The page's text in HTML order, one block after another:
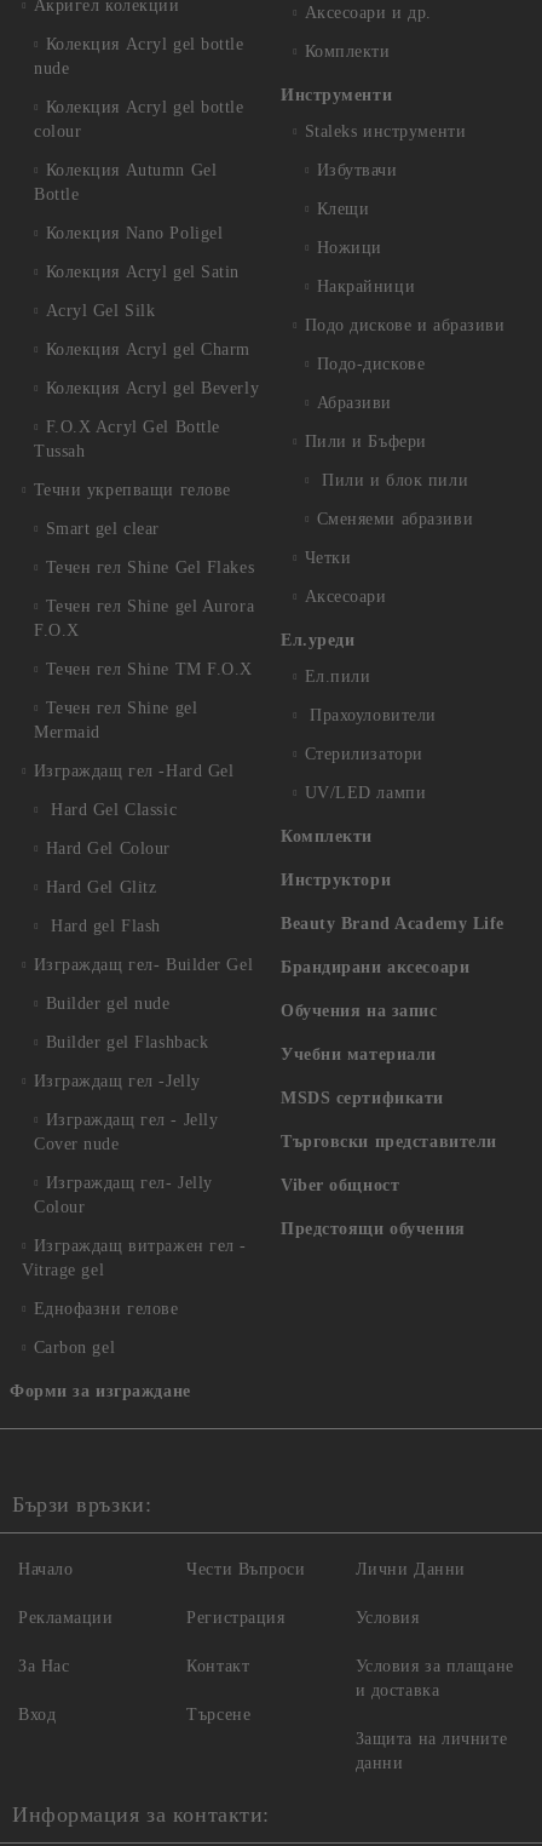
Акригел колекции
Колекция Acryl gel bottle
nude
Колекция Acryl gel bottle
colour
Колекция Autumn Gel
Bottle
Колекция Nano Poligel
Колекция Acryl gel Satin
Acryl Gel Silk
Колекция Acryl gel Charm
Колекция Acryl gel Beverly
F.O.X Acryl Gel Bottle
Tussah
Течни укрепващи гелове
Smart gel clear
Течен гел Shine Gel Flakes
Течен гел Shine gel Aurora
F.O.X
Течен гел Shine TM F.O.X
Течен гел Shine gel
Mermaid
Изграждащ гел -Hard Gel
Hard Gel Classic
Hard Gel Colour
Hard Gel Glitz
Hard gel Flash
Изграждащ гел- Builder Gel
Builder gel nude
Builder gel Flashback
Изграждащ гел -Jelly
Изграждащ гел - Jelly
Cover nude
Изграждащ гел- Jelly
Colour
Изграждащ витражен гел -
Vitrage gel
Еднофазни гелове
Carbon gel
Форми за изграждане
Аксесоари и др.
Комплекти
Инструменти
Staleks инструменти
Избутвачи
Клещи
Ножици
Накрайници
Подо дискове и абразиви
Подо-дискове
Абразиви
Пили и Бъфери
Пили и блок пили
Сменяеми абразиви
Четки
Аксесоари
Ел.уреди
Ел.пили
Прахоуловители
Стерилизатори
UV/LED лампи
Комплекти
Инструктори
Beauty Brand Academy Life
Брандирани аксесоари
Обучения на запис
Учебни материали
MSDS сертификати
Търговски представители
Viber общност
Предстоящи обучения
Бързи връзки:
Начало
Рекламации
За Нас
Вход
Чести Въпроси
Регистрация
Контакт
Търсене
Лични Данни
Условия
Условия за плащане
и доставка
Защита на личните
данни
Информация за контакти: